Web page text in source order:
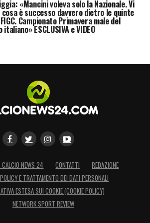
italiano sono gli arbitri e
«Mancini voleva solo la Nazionale. Vi
cosa è successo davvero dietro le quinte
Campionato Primavera male del
italiano» ESCLUSIVA e VIDEO
CALCIO NEWS 24 CONTATTI
REDAZIONE
E TRATTAMENTO DEI DATI PERSONALI
ESTESA SUI COOKIE (COOKIE POLICY)
NETWORK SPORT REVIEW